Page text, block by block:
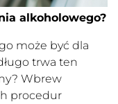
alkoholowego?
może być dla
trwa ten
Wbrew
procedur